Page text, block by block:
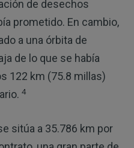
de desechos
prometido. En cambio,
a una órbita de
de lo que se había
122 km (75.8 millas)
4
sitúa a 35.786 km por